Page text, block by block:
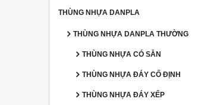
THÙNG NHỰA DANPLA
THÙNG NHỰA DANPLA THƯỜNG
THÙNG NHỰA CÓ SẴN
THÙNG NHỰA ĐÁY CỐ ĐỊNH
THÙNG NHỰA ĐÁY XẾP